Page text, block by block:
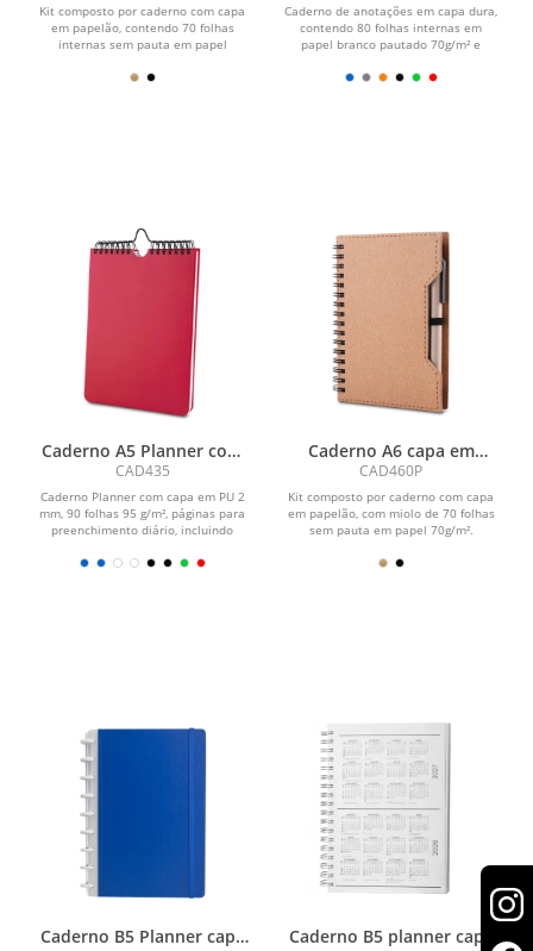
Kit composto por caderno com capa
em papelão, contendo 70 folhas
internas sem pauta em papel
Caderno de anotações em capa dura,
contendo 80 folhas internas em
papel branco pautado 70g/m² e
Caderno A5 Planner com
capa em PU
CAD435
Caderno Planner com capa em PU 2
mm, 90 folhas 95 g/m², páginas para
preenchimento diário, incluindo
Caderno A6 capa em
papelão reciclado com
caneta
CAD460P
Kit composto por caderno com capa
em papelão, com miolo de 70 folhas
sem pauta em papel 70g/m².
Caderno B5 Planner capa
Caderno B5 planner capa